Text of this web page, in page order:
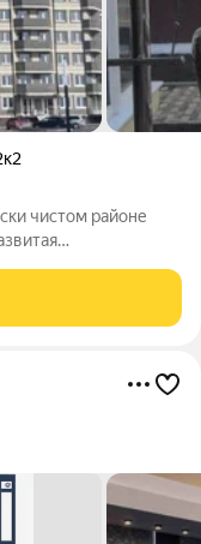
чистом районе
для детей и